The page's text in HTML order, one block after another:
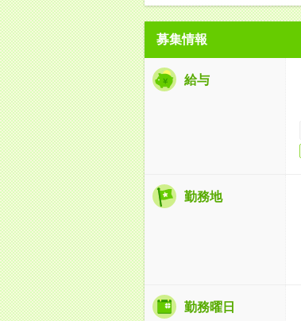
募集情報
給与
勤務地
勤務曜日